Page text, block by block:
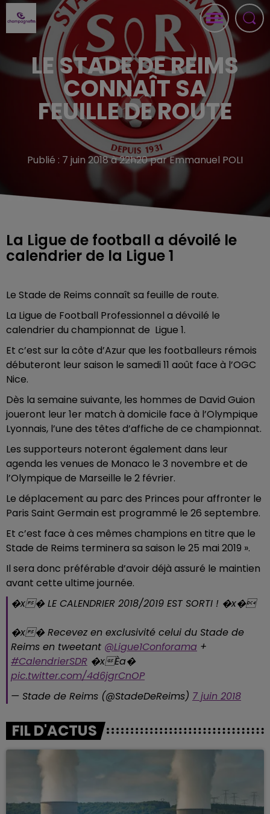
LE STADE DE REIMS
CONNAÎT SA
FEUILLE DE ROUTE
Publié : 7 juin 2018 à 22h20 par Emmanuel POLI
La Ligue de football a dévoilé le
calendrier de la Ligue 1
Le Stade de Reims connaît sa feuille de route.
La Ligue de Football Professionnel a dévoilé le
calendrier du championnat de Ligue 1.
Et c’est sur la côte d’Azur que les footballeurs rémois
débuteront leur saison le samedi 11 août face à l’OGC
Nice.
Dès la semaine suivante, les hommes de David Guion
joueront leur 1er match à domicile face à l’Olympique
Lyonnais, l’une des têtes d’affiche de ce championnat.
Les supporteurs noteront également dans leur
agenda les venues de Monaco le 3 novembre et de
l’Olympique de Marseille le 2 février.
Le déplacement au parc des Princes pour affronter le
Paris Saint Germain est programmé le 26 septembre.
Et c’est face à ces mêmes champions en titre que le
Stade de Reims terminera sa saison le 25 mai 2019 ».
Il sera donc préférable d’avoir déjà assuré le maintien
avant cette ultime journée.
�x� LE CALENDRIER 2018/2019 EST SORTI ! �x�
�x� Recevez en exclusivité celui du Stade de
Reims en tweetant @Ligue1Conforama +
#CalendrierSDR �xÈa�
pic.twitter.com/4d6jgrCnOP
— Stade de Reims (@StadeDeReims) 7 juin 2018
FIL D'ACTUS